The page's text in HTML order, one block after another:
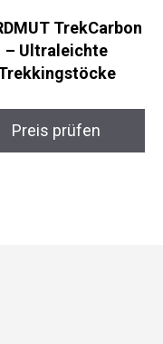
NORDMUT
TrekCarbon –
Ultraleichte
Preis prüfen